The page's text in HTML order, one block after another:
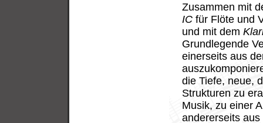
Zusammen mit
IC für Flöte und
und mit dem
Grundlegende
einerseits aus
die Tiefe, neue,
Strukturen zu
Musik, zu einer
andererseits